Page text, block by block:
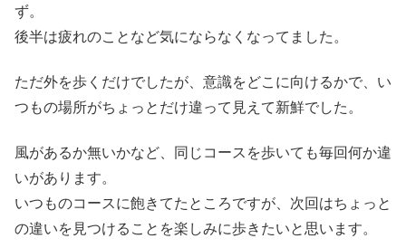
ず。
後半は疲れのことなど気にならなくなってました。
ただ外を歩くだけでしたが、意識をどこに向けるかで、い
つもの場所がちょっとだけ違って見えて新鮮でした。
風があるか無いかなど、同じコースを歩いても毎回何か違
いがあります。
いつものコースに飽きてたところですが、次回はちょっと
の違いを見つけることを楽しみに歩きたいと思います。